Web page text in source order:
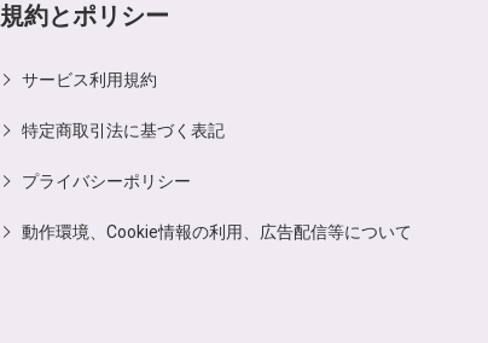
規約とポリシー
サービス利用規約
特定商取引法に基づく表記
プライバシーポリシー
動作環境、Cookie情報の利用、広告配信等について